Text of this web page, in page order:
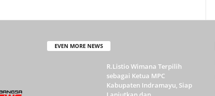
EVEN MORE NEWS
R.Listio Wimana Terpilih
sebagai Ketua MPC
Kabupaten Indramayu, Siap